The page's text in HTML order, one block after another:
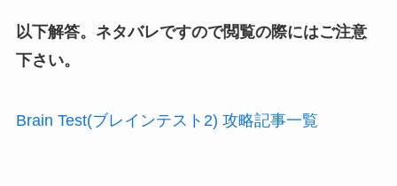
以下解答。ネタバレですので閲覧の際にはご注意
下さい。
Brain Test(ブレインテスト2) 攻略記事一覧